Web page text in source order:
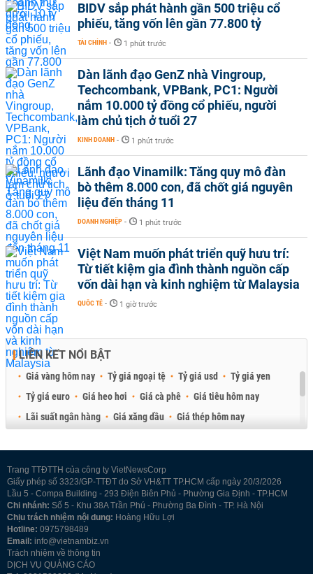
BIDV sắp phát hành gần 500 triệu cổ
phiếu, tăng vốn lên gần 77.800 tỷ
TÀI CHÍNH - 1 phút trước
Dàn lãnh đạo GenZ nhà Vingroup,
Techcombank, VPBank, PC1: Người
nắm 10.000 tỷ đồng cổ phiếu, người
làm chủ tịch ở tuổi 27
KINH DOANH - 1 phút trước
Lãnh đạo Vinamilk: Tăng quy mô đàn
bò thêm 8.000 con, đã chốt giá nguyên
liệu đến tháng 11
DOANH NGHIỆP - 1 phút trước
Việt Nam muốn phát triển quỹ hưu trí:
Từ tiết kiệm gia đình thành nguồn cấp
vốn dài hạn và kinh nghiệm từ Malaysia
QUỐC TẾ - 1 giờ trước
LIÊN KẾT NỔI BẬT
Giá vàng hôm nay Tỷ giá ngoại tệ Tỷ giá usd
Tỷ giá yen
Tỷ giá euro
Giá heo hơi Giá cà phê
Giá tiêu hôm nay
Lãi suất ngân hàng
Giá xăng dầu
Giá thép hôm nay
Trang TTĐTTH của công ty VietNewsCorp
Giấy phép số 3323/GP-TTĐT do Sở VH&TT TP.HCM cấp ngày 20/3/2026
Lầu 5 - Compa Building - 293 Điện Biên Phủ - Phường Gia Định - TP.HCM
Chi nhánh: Số 5 - Khu 38A Trần Phú - Phường Ba Đình - TP. Hà Nội
Chịu trách nhiệm nội dung: Hoàng Hữu Lợi
Hotline: 0975798489
Email: info@vietnambiz.vn
Trách nhiệm về thông tin
DỊCH VỤ QUẢNG CÁO